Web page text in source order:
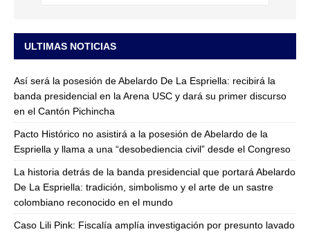
ULTIMAS NOTICIAS
Así será la posesión de Abelardo De La Espriella: recibirá la
banda presidencial en la Arena USC y dará su primer discurso
en el Cantón Pichincha
Pacto Histórico no asistirá a la posesión de Abelardo de la
Espriella y llama a una “desobediencia civil” desde el Congreso
La historia detrás de la banda presidencial que portará Abelardo
De La Espriella: tradición, simbolismo y el arte de un sastre
colombiano reconocido en el mundo
Caso Lili Pink: Fiscalía amplía investigación por presunto lavado